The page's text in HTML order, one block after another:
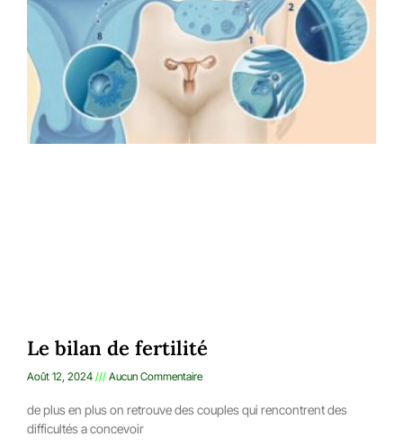
Le bilan de fertilité
Août 12, 2024 Aucun Commentaire
de plus en plus on retrouve des couples qui rencontrent des
difficultés a concevoir